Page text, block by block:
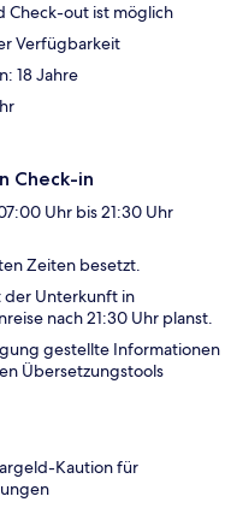
Check-out ist möglich
Verfügbarkeit
18 Jahre
Check-in
Uhr bis 21:30 Uhr
Zeiten besetzt.
der Unterkunft in
nach 21:30 Uhr planst.
gestellte Informationen
Übersetzungstools
Kaution für